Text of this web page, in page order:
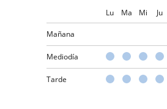
Lu Ma Mi Ju
Mañana
Mediodía
Tarde